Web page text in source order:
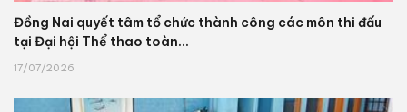
Đồng Nai quyết tâm tổ chức thành công các môn thi đấu
tại Đại hội Thể thao toàn...
17/07/2026